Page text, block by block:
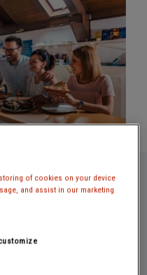
EN VIDEOof cookies on your device
and assist in our marketing